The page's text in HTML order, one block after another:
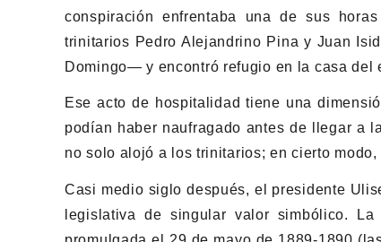
conspiración enfrentaba una de sus
trinitarios Pedro Alejandrino Pina y Juan
Domingo— y encontró refugio en la casa del
Ese acto de hospitalidad tiene una
podían haber naufragado antes de llegar a
no solo alojó a los trinitarios; en cierto
Casi medio siglo después, el presidente
legislativa de singular valor simbólico.